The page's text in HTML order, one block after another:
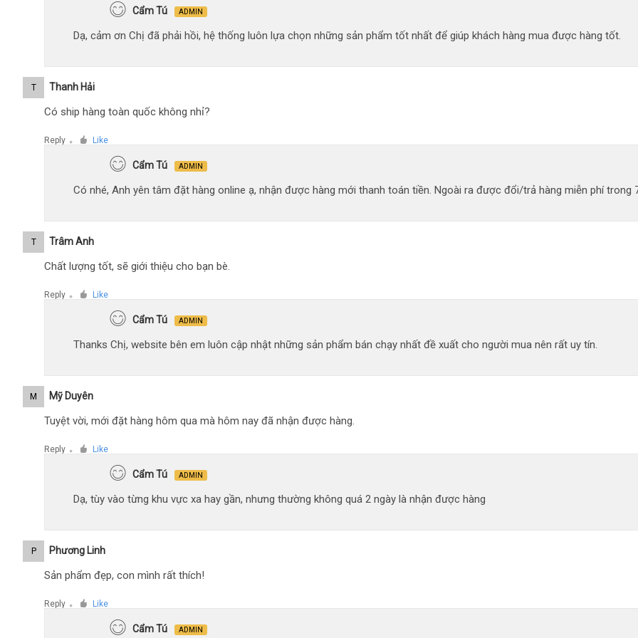
Cẩm Tú ADMIN
Dạ, cảm ơn Chị đã phải hồi, hệ thống luôn lựa chọn những sản phẩm tốt nhất để giúp khách hàng mua được hàng tốt.
T Thanh Hải
Có ship hàng toàn quốc không nhỉ?
Reply ● Like
Cẩm Tú ADMIN
Có nhé, Anh yên tâm đặt hàng online ạ, nhận được hàng mới thanh toán tiền. Ngoài ra được đổi/trả hàng miễn phí trong
T Trâm Anh
Chất lượng tốt, sẽ giới thiệu cho bạn bè.
Reply ● Like
Cẩm Tú ADMIN
Thanks Chị, website bên em luôn cập nhật những sản phẩm bán chạy nhất đề xuất cho người mua nên rất uy tín.
M Mỹ Duyên
Tuyệt vời, mới đặt hàng hôm qua mà hôm nay đã nhận được hàng.
Reply ● Like
Cẩm Tú ADMIN
Dạ, tùy vào từng khu vực xa hay gần, nhưng thường không quá 2 ngày là nhận được hàng
P Phương Linh
Sản phẩm đẹp, con mình rất thích!
Reply ● Like
Cẩm Tú ADMIN